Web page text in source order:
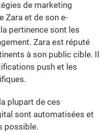
de marketing
Zara et de son e-
pertinence sont les
Zara est réputé
à son public cible. Il
push et les
plupart de ces
sont automatisées et
possible.